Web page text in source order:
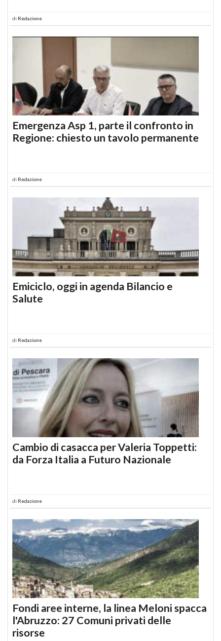
di Redazione
Emergenza Asp 1, parte il confronto in
Regione: chiesto un tavolo permanente
di Redazione
Emiciclo, oggi in agenda Bilancio e
Salute
di Redazione
Cambio di casacca per Valeria Toppetti:
da Forza Italia a Futuro Nazionale
di Redazione
Fondi aree interne, la linea Meloni spacca
l'Abruzzo: 27 Comuni privati delle
risorse